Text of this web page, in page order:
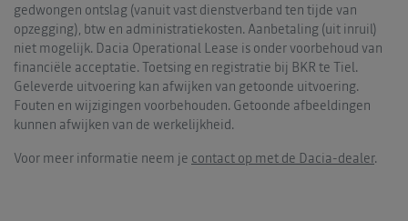
gedwongen ontslag (vanuit vast dienstverband ten tijde van
opzegging), btw en administratiekosten. Aanbetaling (uit inruil)
niet mogelijk. Dacia Operational Lease is onder voorbehoud van
financiële acceptatie. Toetsing en registratie bij BKR te Tiel.
Geleverde uitvoering kan afwijken van getoonde uitvoering.
Fouten en wijzigingen voorbehouden. Getoonde afbeeldingen
kunnen afwijken van de werkelijkheid.
Voor meer informatie neem je contact op met de Dacia-dealer.